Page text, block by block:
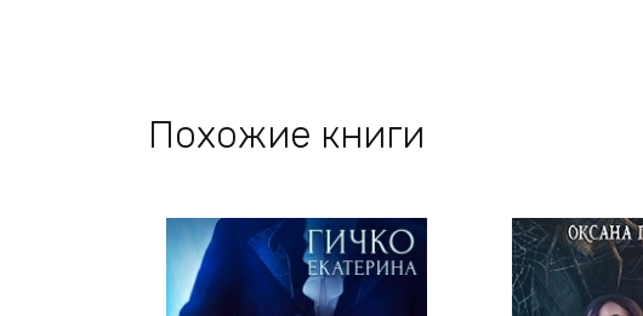
Похожие книги